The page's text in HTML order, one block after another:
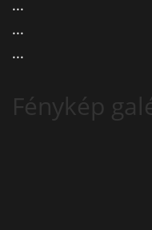
...
...
...
Fénykép